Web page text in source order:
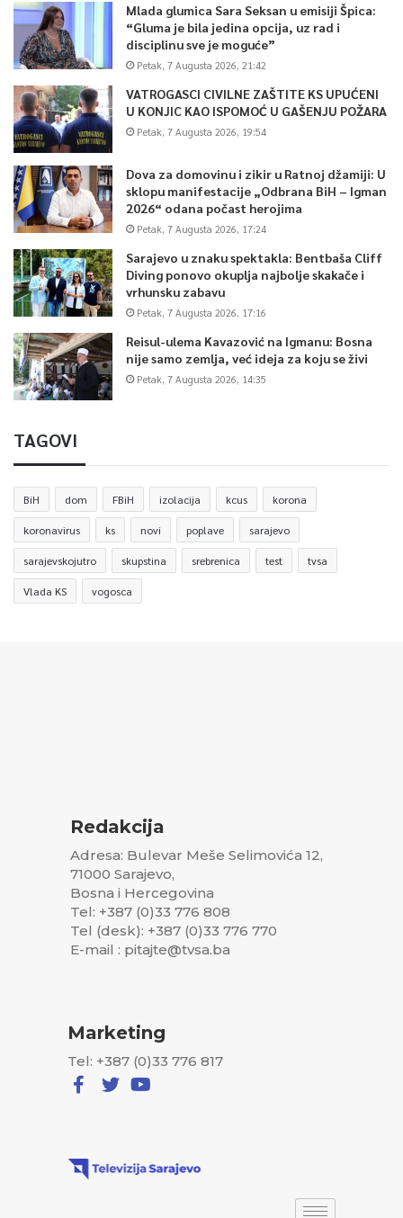
Mlada glumica Sara Seksan u emisiji Špica:
“Gluma je bila jedina opcija, uz rad i
disciplinu sve je moguće”
Petak, 7 Augusta 2026, 21:42
VATROGASCI CIVILNE ZAŠTITE KS UPUĆENI
U KONJIC KAO ISPOMOĆ U GAŠENJU POŽARA
Petak, 7 Augusta 2026, 19:54
Dova za domovinu i zikir u Ratnoj džamiji: U
sklopu manifestacije „Odbrana BiH – Igman
2026“ odana počast herojima
Petak, 7 Augusta 2026, 17:24
Sarajevo u znaku spektakla: Bentbaša Cliff
Diving ponovo okuplja najbolje skakače i
vrhunsku zabavu
Petak, 7 Augusta 2026, 17:16
Reisul-ulema Kavazović na Igmanu: Bosna
nije samo zemlja, već ideja za koju se živi
Petak, 7 Augusta 2026, 14:35
TAGOVI
BiH dom FBiH izolacija kcus korona
koronavirus ks novi poplave sarajevo
sarajevskojutro skupstina srebrenica test tvsa
Vlada KS vogosca
Redakcija
Adresa: Bulevar Meše Selimovića 12,
71000 Sarajevo,
Bosna i Hercegovina
Tel: +387 (0)33 776 808
Tel (desk): +387 (0)33 776 770
E-mail : pitajte@tvsa.ba
Marketing
Tel: +387 (0)33 776 817